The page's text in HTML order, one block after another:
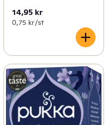
14,95 kr
0,75 kr /st